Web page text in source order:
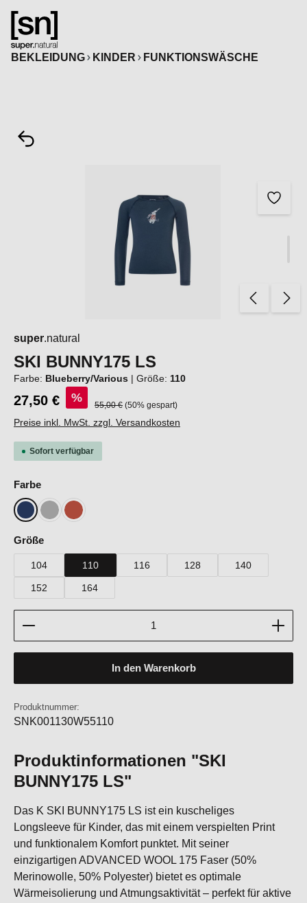
springen
BEKLEIDUNG KINDER FUNKTIONSWÄSCHE
super.natural
SKI BUNNY175 LS
Farbe: Blueberry/Various | Größe: 110
27,50 € % Regulärer Preis:
55,00 € (50% gespart)
Preise inkl. MwSt. zzgl. Versandkosten
Sofort verfügbar
Farbeauswählen
Blueberry/Various
Cashmere Grey Melange/Various
Chilli/Various
Größeauswählen
104 110 116 128 140
152 164
Produkt Anzahl: Gib den gewünschten Wert ein
In den Warenkorb
Produktnummer:
SNK001130W55110
Produktinformationen "SKI
BUNNY175 LS"
Das K SKI BUNNY175 LS ist ein kuscheliges
Longsleeve für Kinder, das mit einem verspielten Print
und funktionalem Komfort punktet. Mit seiner
einzigartigen ADVANCED WOOL 175 Faser (50%
Merinowolle, 50% Polyester) bietet es optimale
Wärmeisolierung und Atmungsaktivität – perfekt für aktive